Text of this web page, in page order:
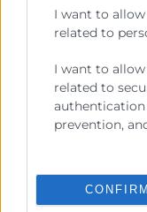
I want to
related to
I want to
related to
prevention,
CONFIRM
Sede Central
C/Poeta Querol 15
Tlf. 963 103 900
Benjamín Franklin,